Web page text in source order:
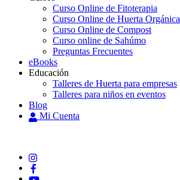
Curso Online de Fitoterapia
Curso Online de Huerta Orgánica
Curso Online de Compost
Curso online de Sahúmo
Preguntas Frecuentes
eBooks
Educación
Talleres de Huerta para empresas
Talleres para niños en eventos
Blog
Mi Cuenta